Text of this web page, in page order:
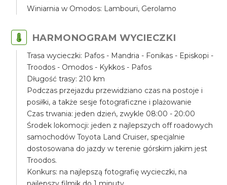
Winiarnia w Omodos: Lambouri, Gerolamo
HARMONOGRAM WYCIECZKI
Trasa wycieczki: Pafos - Mandria - Fonikas - Episkopi -
Troodos - Omodos - Kykkos - Pafos
Długość trasy: 210 km
Podczas przejazdu przewidziano czas na postoje i
posiłki, a także sesje fotograficzne i plażowanie
Czas trwania: jeden dzień, zwykle 08:00 - 20:00
Środek lokomocji: jeden z najlepszych off roadowych
samochodów Toyota Land Cruiser, specjalnie
dostosowana do jazdy w terenie górskim jakim jest
Troodos.
Konkurs: na najlepszą fotografię wycieczki, na